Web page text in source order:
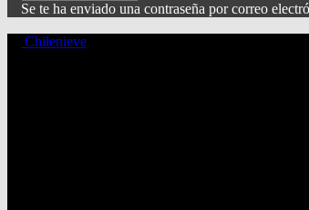
Se te ha enviado una contraseña por correo
Chilenieve